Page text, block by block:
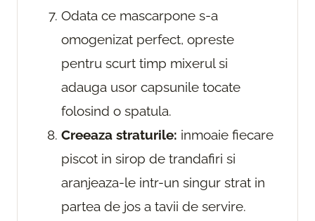
Odata ce mascarpone s-a
omogenizat perfect, opreste
pentru scurt timp mixerul si
adauga usor capsunile tocate
folosind o spatula.
Creeaza straturile: inmoaie fiecare
piscot in sirop de trandafiri si
aranjeaza-le intr-un singur strat in
partea de jos a tavii de servire.